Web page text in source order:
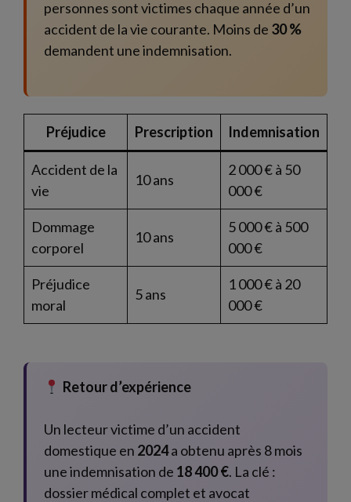
personnes sont victimes chaque année d’un
accident de la vie courante. Moins de 30 %
demandent une indemnisation.
Préjudice Prescription Indemnisation
Accident de la
vie
10 ans
2 000 € à 50
000 €
Dommage
corporel
10 ans
5 000 € à 500
000 €
Préjudice
moral
5 ans
1 000 € à 20
000 €
Retour d’expérience
Un lecteur victime d’un accident
domestique en 2024a obtenu après 8 mois
une indemnisation de 18 400 €. La clé :
dossier médical complet et avocat